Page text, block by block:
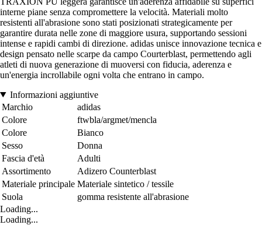
interne piane senza compromettere la velocità. Materiali molto
resistenti all'abrasione sono stati posizionati strategicamente per
garantire durata nelle zone di maggiore usura, supportando sessioni
intense e rapidi cambi di direzione. adidas unisce innovazione tecnica e
design pensato nelle scarpe da campo Courterblast, permettendo agli
atleti di nuova generazione di muoversi con fiducia, aderenza e
un'energia incrollabile ogni volta che entrano in campo.
Informazioni aggiuntive
Marchio
adidas
Colore
ftwbla/argmet/mencla
Colore
Bianco
Sesso
Donna
Fascia d'età
Adulti
Assortimento
Adizero Counterblast
Materiale principale Materiale sintetico / tessile
Suola
gomma resistente all'abrasione
Loading...
Loading...